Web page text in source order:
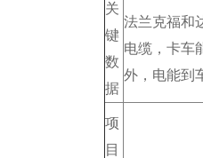
关
键
数
据
法兰克福和
电缆，卡车
外，电能到
项
目